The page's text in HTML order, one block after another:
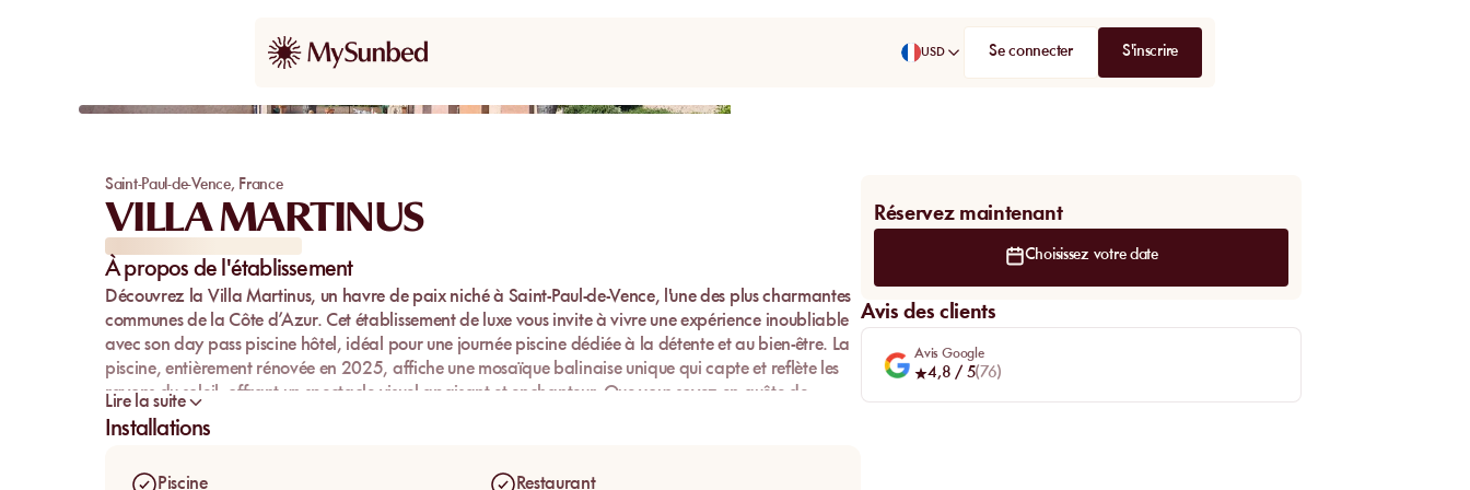
USD Se connecter
S'inscrire
Saint-Paul-de-Vence, France
VILLA MARTINUS
À propos de l'établissement
Découvrez la Villa Martinus, un havre de paixniché à Saint-Paul-de-Vence, l'une des plus charmantes
communes de la Côte d’Azur. Cet établissement de luxe vous invite à vivre une expérience inoubliable
avec sonday pass piscine hôtel , idéal pour une journée piscinedédiée à la détente et au bien-être. La
piscine, entièrement rénovée en 2025, affiche une mosaïque balinaise unique qui capte et reflète les
rayons du soleil, offrant un spectacle visuel apaisant et enchanteur. Que vous soyez en quête de
tranquillité
intimiste. Vous pourrez profiter d'une journée de bain de soleil
sur des transats confortables, tout en
Lire la suite
Installations
Piscine Restaurant
Réservez maintenant
Choisissez votre date
Avis des clients
Avis Google
4,8 / 5(76)